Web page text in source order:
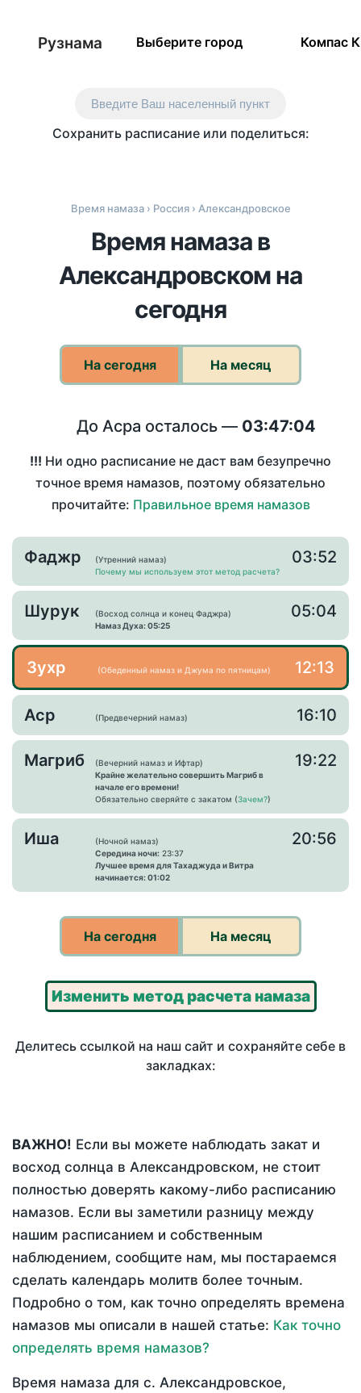
Рузнама Выберите город Компас
Введите Ваш населенный пункт
Сохранить расписание или поделиться:
Время намаза› Россия› Александровское
Время намаза в
Александровском на
сегодня
На сегодня На месяц
До Асра осталось — 03:47:04
!!! Ни одно расписание не даст вам безупречно
точное время намазов, поэтому обязательно
прочитайте: Правильное время намазов
Фаджр
(Утренний намаз)
Почему мы используем этот метод расчета?
03:52
Шурук
(Восход солнца и конец Фаджра)
Намаз Духа: 05:25
05:04
Зухр (Обеденный намаз и Джума по пятницам) 12:13
Аср (Предвечерний намаз) 16:10
Магриб
(Вечерний намаз и Ифтар)
Крайне желательно совершить Магриб в
начале его времени!
Обязательно сверяйте с закатом (Зачем?)
19:22
Иша
(Ночной намаз)
Середина ночи: 23:37
Лучшее время для Тахаджуда и Витра
начинается: 01:02
20:56
На сегодня На месяц
Изменить метод расчета намаза
Делитесь ссылкой на наш сайт и сохраняйте себе в
закладках:
ВАЖНО! Если вы можете наблюдать закат и
восход солнца в Александровском, не стоит
полностью доверять какому-либо расписанию
намазов. Если вы заметили разницу между
нашим расписанием и собственным
наблюдением, сообщите нам, мы постараемся
сделать календарь молитв более точным.
Подробно о том, как точно определять времена
намазов мы описали в нашей статье: Как точно
определять время намазов?
Время намаза для с. Александровское,